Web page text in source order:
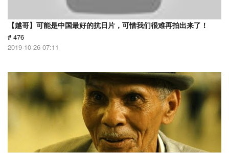
【越哥】可能是中国最好的抗日片，可惜我们很难再拍出来了！
# 476
2019-10-26 07:11